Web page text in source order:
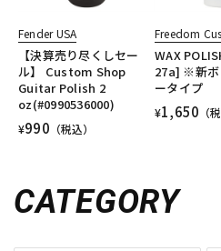
Fender USA
【決算売り尽くしセー
ル】 Custom Shop
Guitar Polish 2
oz(#0990536000)
¥990 （税込）
Freedom
WAX
27a] ※新ボ
ータイプ
¥1,650 （
CATEGORY